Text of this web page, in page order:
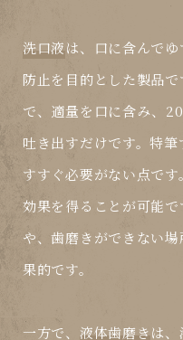
洗口液は、口に含んで
防止を目的とした製品
で、適量を口に含み、
吐き出すだけです。特
すすぐ必要がない点で
効果を得ることが可能
や、歯磨きができない
果的です。
一方で、 液体歯磨きは